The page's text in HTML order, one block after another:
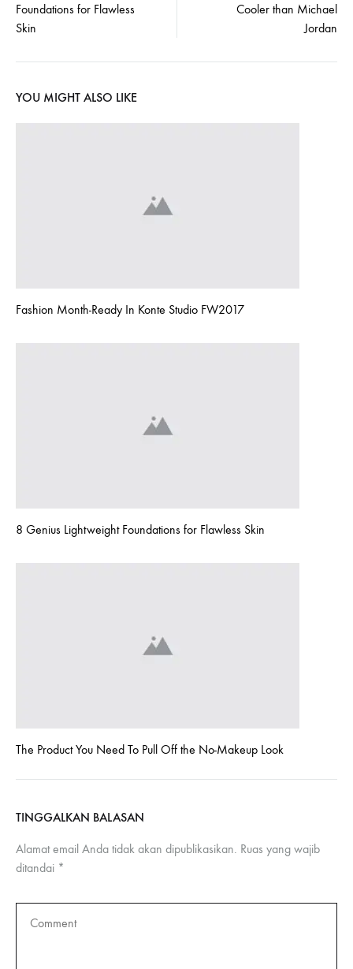
navigation
Foundations for Flawless
Skin
Cooler than Michael
Jordan
YOU MIGHT ALSO LIKE
Fashion Month-Ready In Konte Studio FW2017
8 Genius Lightweight Foundations for Flawless Skin
The Product You Need To Pull Off the No-Makeup Look
TINGGALKAN BALASAN
Alamat email Anda tidak akan dipublikasikan. Ruas yang wajib
ditandai *